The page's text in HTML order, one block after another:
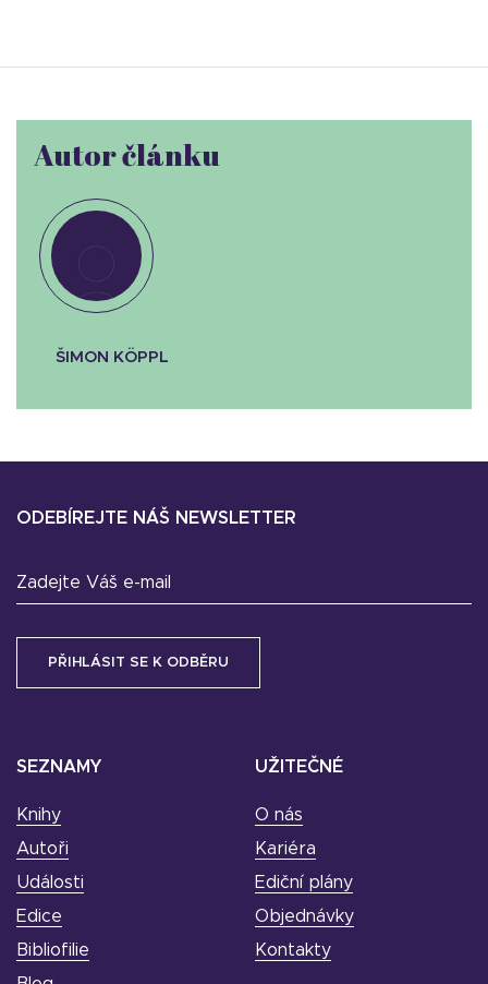
Autor článku
ŠIMON KÖPPL
SEZNAMY
Knihy
Autoři
Události
Edice
Bibliofilie
UŽITEČNÉ
O nás
Kariéra
Ediční plány
Objednávky
Kontakty
ODEBÍREJTE NÁŠ NEWSLETTER
Zadejte Váš e-mail